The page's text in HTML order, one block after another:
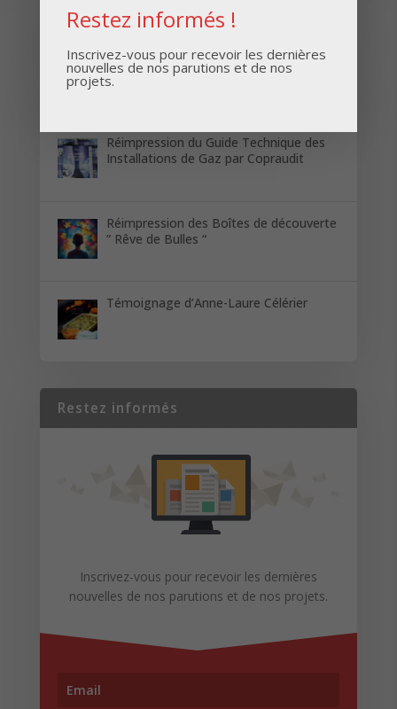
Réimpression du Guide Technique des
Installations de Gaz par Copraudit
Réimpression des Boîtes de découverte
” Rêve de Bulles “
Témoignage d’Anne-Laure Célérier
Restez informés
Inscrivez-vous pour recevoir les dernières
nouvelles de nos parutions et de nos projets.
Restez informés !
Inscrivez-vous pour recevoir les dernières
nouvelles de nos parutions et de nos
projets.